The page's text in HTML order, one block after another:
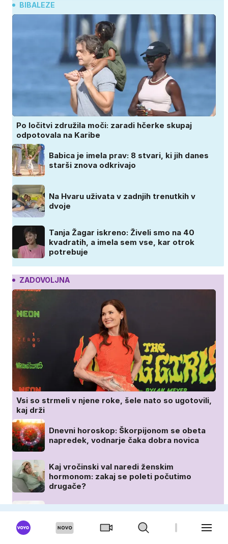
BIBALEZE
Po ločitvi združila moči: zaradi hčerke skupaj
odpotovala na Karibe
Babica je imela prav: 8 stvari, ki jih danes
starši znova odkrivajo
Na Hvaru uživata v zadnjih trenutkih v
dvoje
Tanja Žagar iskreno: Živeli smo na 40
kvadratih, a imela sem vse, kar otrok
potrebuje
ZADOVOLJNA
Vsi so strmeli v njene roke, šele nato so ugotovili,
kaj drži
Dnevni horoskop: Škorpijonom se obeta
napredek, vodnarje čaka dobra novica
Kaj vročinski val naredi ženskim
hormonom: zakaj se poleti počutimo
drugače?
Lahkotna solata, ki jo bomo jedle celo
poletje (in še dolgo po njem)